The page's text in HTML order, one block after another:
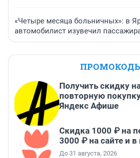
«Четыре месяца больничных»: в
автомобилист изувечил
Получить скидку
повторную
Яндекс Афише
Скидка 1000 ₽ на
3000 ₽ на сайте и
До 31 августа, 2026